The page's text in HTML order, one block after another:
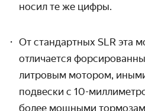
носил те же цифры.
От стандартных SLR эта
отличается
литровым мотором,
подвески с 10-
более мощными